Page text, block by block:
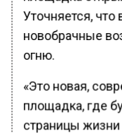
Уточняется,
новобрачные
огню.
«Это новая,
площадка, где
страницы